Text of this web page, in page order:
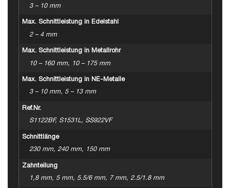
3 – 10 mm
Max. Schnittleistung in Edelstahl
2 – 4 mm
Max. Schnittleistung in Metallrohr
10 – 160 mm, 10 – 175 mm
Max. Schnittleistung in NE-Metalle
3 – 10 mm, 5 – 13 mm
Ref.Nr.
S1122BF, S1531L, SS922VF
Schnittlänge
230 mm, 240 mm, 150 mm
Zahnteilung
1,8 mm, 5 mm, 5.5/6 mm, 7 mm, 2.5/1.8 mm